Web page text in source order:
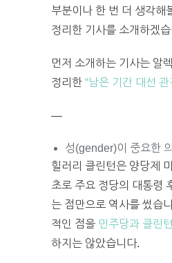
부분이나 한 번 더 생각해
정리한 기사를 소개하겠
먼저 소개하는 기사는 알
정리한 “남은 기간 대선 관
—
성(gender)이 중요한
힐러리 클린턴은 양당제
초로 주요 정당의 대통령
는 점만으로 역사를 썼습
적인 점을 민주당과 클린턴
하지는 않았습니다.